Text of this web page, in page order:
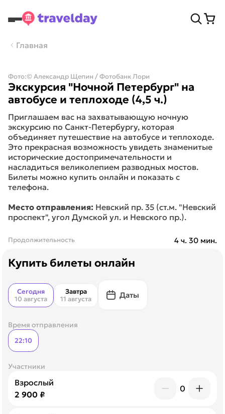
Главная
Фото:© Александр Щепин / Фотобанк Лори
Купить билеты онлайн
Даты
Сегодня
10 августа
Завтра
11 августа
Время отправления
22:10
Участники
Взрослый
2 900 ₽
0
Экскурсия "Ночной Петербург" на
автобусе и теплоходе (4,5 ч.)
Приглашаем вас на захватывающую ночную
экскурсию по Санкт-Петербургу, которая
объединяет путешествие на автобусе и теплоходе.
Это прекрасная возможность увидеть знаменитые
исторические достопримечательности и
насладиться великолепием разводных мостов.
Билеты можно купить онлайн и показать с
телефона.
Место отправления: Невский пр. 35 (ст.м. "Невский
проспект", угол Думской ул. и Невского пр.).
Продолжительность 4 ч. 30 мин.